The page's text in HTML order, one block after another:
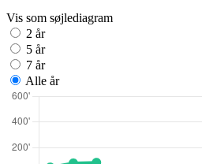
Vis som søjlediagram
2 år
5 år
7 år
Alle år